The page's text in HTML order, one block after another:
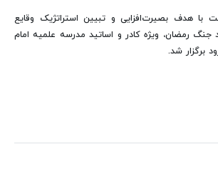
هدف بصیرت‌افزایی و تبیین استراتژیک وقایع
جنگ رمضان، ویژه کادر و اساتید مدرسه علمیه امام
برگزار شد.